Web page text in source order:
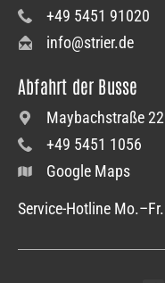
+49 5451 91020
info@strier.de
Abfahrt der Busse
Maybachstraße
+49 5451 1056
Google Maps
Service-Hotline